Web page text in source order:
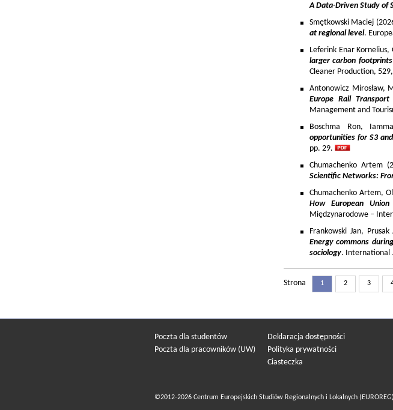
A Data-Driven Study of
Smętkowski Maciej
at regional level.
Leferink Enar
larger carbon
Cleaner Production,
Antonowicz Mirosław,
Europe Rail
Management and
Boschma Ron,
opportunities for S3
pp. 29.
Chumachenko Artem
Scientific Networks:
Chumachenko Artem,
How European
Międzynarodowe –
Frankowski Jan,
Energy commons
sociology. International
Strona 1 2 3
Poczta dla studentów
Poczta dla pracowników (UW)
Deklaracja dostępności
Polityka prywatności
Ciasteczka
©2012-2026 Centrum Europejskich Studiów Regionalnych i Lokalnych